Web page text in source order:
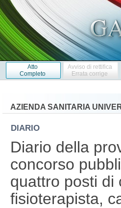
Atto
Completo
Avviso di rettifica
Errata corrige
AZIENDA SANITARIA
DIARIO
Diario della
concorso
quattro posti di
fisioterapista,